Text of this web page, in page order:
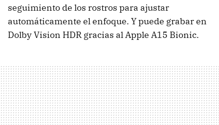
seguimiento de los rostros para ajustar
automáticamente el enfoque. Y puede grabar en
Dolby Vision HDR gracias al Apple A15 Bionic.